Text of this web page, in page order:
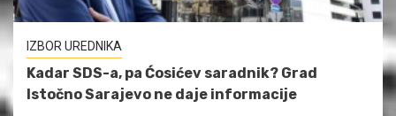
IZBOR UREDNIKA
Kadar SDS-a, pa Ćosićev saradnik? Grad
Istočno Sarajevo ne daje informacije